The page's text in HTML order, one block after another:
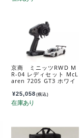
京商 ミニッツRWD M
R-04 レディセット McL
aren 720S GT3 ホワイ
¥25,058 (税込)